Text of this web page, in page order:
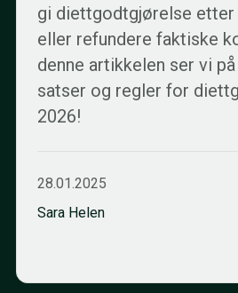
gi diettgodtgjørelse etter
eller refundere faktiske
denne artikkelen ser vi
satser og regler for
2026!
28.01.2025
Sara Helen